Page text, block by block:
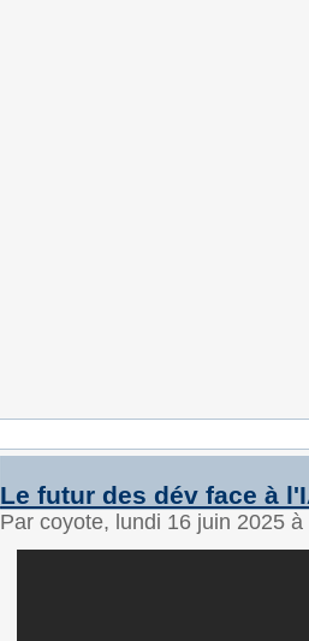
Le futur des dév face à
Par coyote, lundi 16 juin 2025